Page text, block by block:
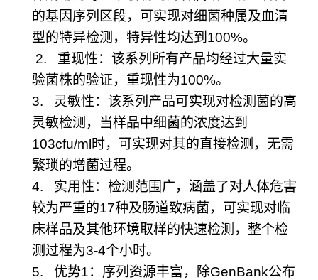
的基因序列区段，可实现对细菌种属及血清
型的特异检测，特异性均达到 100%。
2. 重现性：该系列所有产品均经过大量实
验菌株的验证，重现性为100%。
3. 灵敏性：该系列产品可实现对检测菌的高
灵敏检测，当样品中细菌的浓度达到
103cfu/ml时，可实现对其的直接检测，无需
繁琐的增菌过程。
4. 实用性：检测范围广，涵盖了对人体危害
较为严重的17种及肠道致病菌，可实现对临
床样品及其他环境取样的快速检测，整个检
测过程为3-4个小时。
5. 优势1：序列资源丰富，除GenBank公布